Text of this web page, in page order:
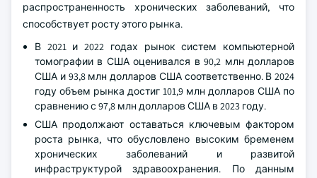
распространенность хронических заболеваний, что
способствует росту этого рынка.
В 2021 и 2022 годах рынок систем компьютерной
томографии в США оценивался в 90,2 млн долларов
США и 93,8 млн долларов США соответственно. В 2024
году объем рынка достиг 101,9 млн долларов США по
сравнению с 97,8 млн долларов США в 2023 году.
США продолжают оставаться ключевым фактором
роста рынка, что обусловлено высоким бременем
хронических заболеваний и развитой
инфраструктурой здравоохранения. По данным